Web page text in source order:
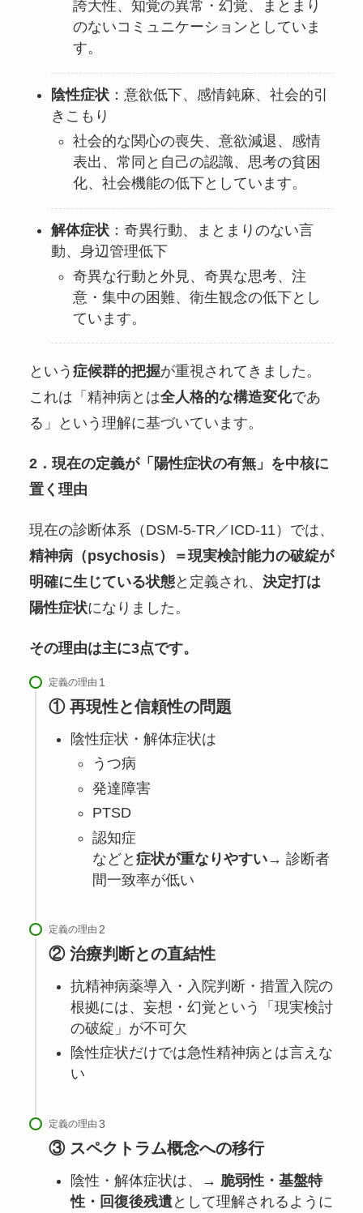
誇大性、知覚の異常・幻覚、まとまり
のないコミュニケーションとしていま
す。
陰性症状：意欲低下、感情鈍麻、社会的引
きこもり
社会的な関心の喪失、意欲減退、感情
表出、常同と自己の認識、思考の貧困
化、社会機能の低下としています。
解体症状：奇異行動、まとまりのない言
動、身辺管理低下
奇異な行動と外見、奇異な思考、注
意・集中の困難、衛生観念の低下とし
ています。
という 症候群的把握が重視されてきました。
これは「精神病とは全人格的な構造変化であ
る」という理解に基づいています。
2．現在の定義が「陽性症状の有無」を中核に
置く理由
現在の診断体系（DSM-5-TR／ICD-11）では、
精神病（psychosis）＝現実検討能力の破綻が
明確に生じている状態と定義され、 決定打は
陽性症状になりました。
その理由は主に3点です。
定義の理由
① 再現性と信頼性の問題
陰性症状・解体症状は
うつ病
発達障害
PTSD
認知症
などと 症状が重なりやすい→ 診断者
間一致率が低い
定義の理由
② 治療判断との直結性
抗精神病薬導入・入院判断・措置入院の
根拠には、妄想・幻覚という「現実検討
の破綻」が不可欠
陰性症状だけでは急性精神病とは言えな
い
定義の理由
③ スペクトラム概念への移行
陰性・解体症状は、→ 脆弱性・基盤特
性・回復後残遺 として理解されるように